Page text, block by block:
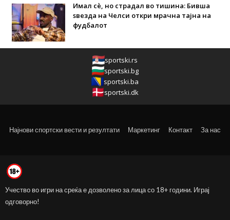
Имал сè, но страдал во тишина: Бивша
ѕвезда на Челси откри мрачна тајна на
фудбалот
sportski.rs
sportski.bg
sportski.ba
sportski.dk
Најнови спортски вести и резултати Маркетинг Контакт За нас
Учество во игри на среќа е дозволено за лица со 18+ години. Играј
одговорно!